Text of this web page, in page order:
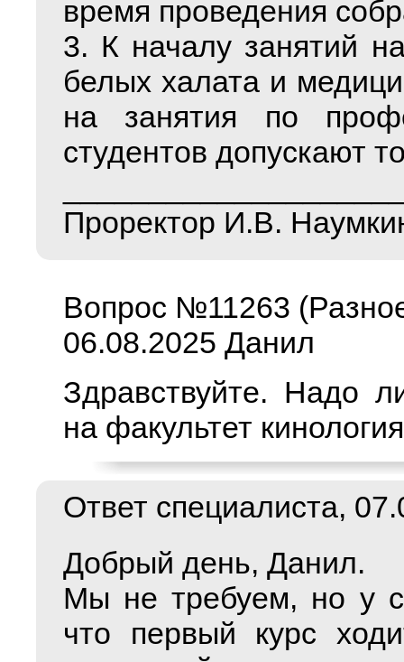
время проведения
3. К началу занятий
белых халата и
на занятия по
студентов допускают
Проректор И.В.
Вопрос №11263
06.08.2025 Данил
Здравствуйте. Надо
на факультет
Ответ специалиста,
Добрый день, Данил.
Мы не требуем, но у
что первый курс